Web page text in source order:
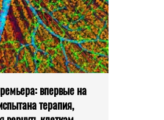
впервые на
терапия,